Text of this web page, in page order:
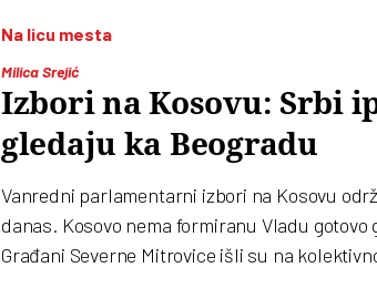
Na licu mesta
Milica Srejić
Izbori na Kosovu: Srbi
gledaju ka Beogradu
Vanredni parlamentarni izbori na Kosovu
danas. Kosovo nema formiranu Vladu gotovo
Građani Severne Mitrovice išli su na